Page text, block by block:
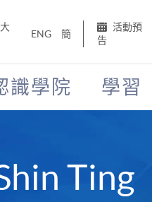
ENG 簡
活動預
告
識學院 學習
Ting